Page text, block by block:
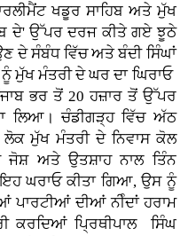
ਖਡੂਰ ਸਾਹਿਬ ਅਤੇ ਮੁੱਖ
ਦੇ' ਉੱਪਰ ਦਰਜ ਕੀਤੇ ਗਏ ਝੂਠੇ
ਦੇ ਸੰਬੰਧ ਵਿੱਚ ਅਤੇ ਬੰਦੀ ਸਿੰਘਾਂ
ਮੁੱਖ ਮੰਤਰੀ ਦੇ ਘਰ ਦਾ ਘਿਰਾਓ
ਭਰ ਤੋਂ 20 ਹਜ਼ਾਰ ਤੋਂ ਉੱਪਰ
ਲਿਆ। ਚੰਡੀਗੜ੍ਹ ਵਿੱਚ ਅੱਠ
ਮੁੱਖ ਮੰਤਰੀ ਦੇ ਨਿਵਾਸ ਕੋਲ
ਜੋਸ਼ ਅਤੇ ਉਤਸ਼ਾਹ ਨਾਲ ਤਿੰਨ
ਘਰਾਓ ਕੀਤਾ ਗਿਆ, ਉਸ ਨੂੰ
ਪਾਰਟੀਆਂ ਦੀਆਂ ਨੀੰਦਾਂ ਹਰਾਮ
ਪ੍ਰਿਥੀਪਾਲ ਸਿੰਘ